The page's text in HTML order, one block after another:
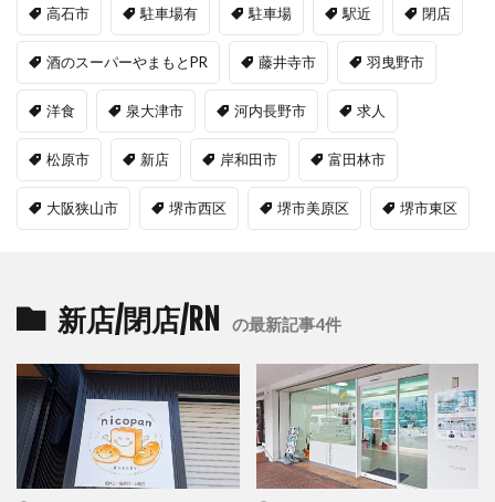
高石市 駐車場有 駐車場 駅近 閉店
酒のスーパーやまもとPR 藤井寺市 羽曳野市
洋食 泉大津市 河内長野市 求人
松原市 新店 岸和田市 富田林市
大阪狭山市 堺市西区 堺市美原区 堺市東区
新店/閉店/RN の最新記事4件